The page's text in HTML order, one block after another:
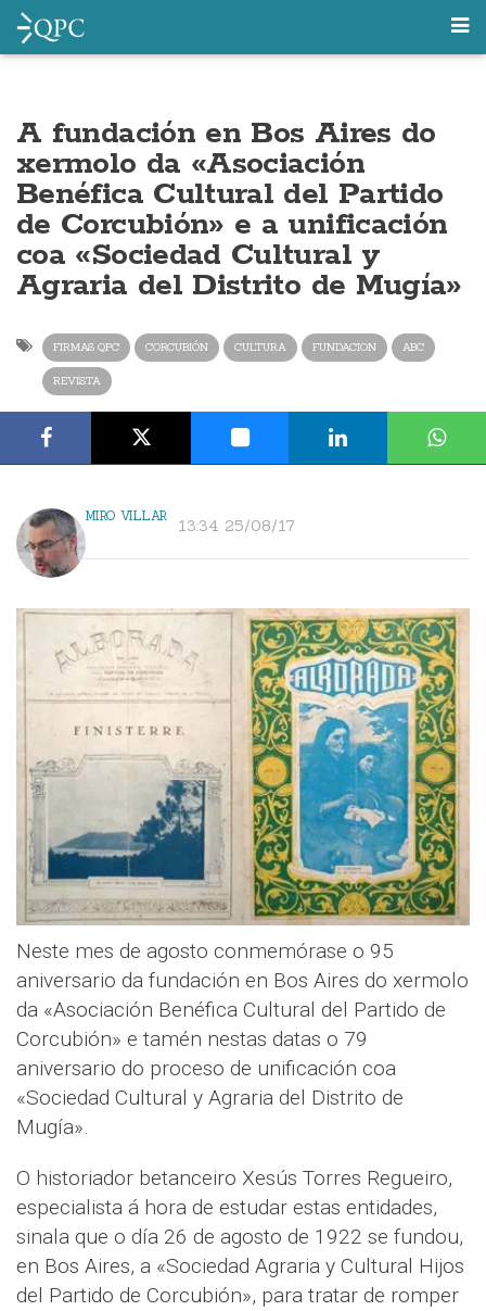
A fundación en Bos Aires do
xermolo da «Asociación
Benéfica Cultural del Partido
de Corcubión» e a unificación
coa «Sociedad Cultural y
Agraria del Distrito de Mugía»
FIRMAS QPC CORCUBIÓN CULTURA FUNDACION ABC
REVISTA
MIRO VILLAR 13:34 25/08/17
Neste mes de agosto conmemórase o 95
aniversario da fundación en Bos Aires do xermolo
da «Asociación Benéfica Cultural del Partido de
Corcubión» e tamén nestas datas o 79
aniversario do proceso de unificación coa
«Sociedad Cultural y Agraria del Distrito de
Mugía».
O historiador betanceiro Xesús Torres Regueiro,
especialista á hora de estudar estas entidades,
sinala que o día 26 de agosto de 1922 se fundou,
en Bos Aires, a «Sociedad Agraria y Cultural Hijos
del Partido de Corcubión», para tratar de romper